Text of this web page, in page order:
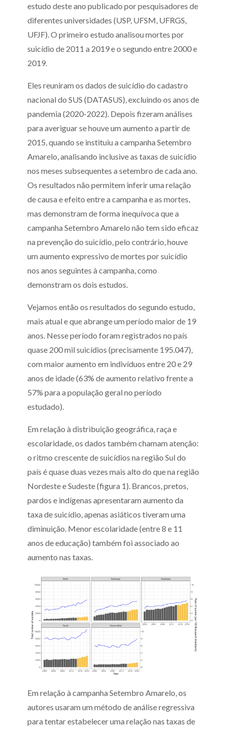
estudo deste ano publicado por pesquisadores de
diferentes universidades (USP, UFSM, UFRGS,
UFJF). O primeiro estudo analisou mortes por
suicídio de 2011 a 2019 e o segundo entre 2000 e
2019.
Eles reuniram os dados de suicídio do cadastro
nacional do SUS (DATASUS), excluindo os anos de
pandemia (2020-2022). Depois fizeram análises
para averiguar se houve um aumento a partir de
2015, quando se instituiu a campanha Setembro
Amarelo, analisando inclusive as taxas de suicídio
nos meses subsequentes a setembro de cada ano.
Os resultados não permitem inferir uma relação
de causa e efeito entre a campanha e as mortes,
mas demonstram de forma inequívoca que a
campanha Setembro Amarelo não tem sido eficaz
na prevenção do suicídio, pelo contrário, houve
um aumento expressivo de mortes por suicídio
nos anos seguintes à campanha, como
demonstram os dois estudos.
Vejamos então os resultados do segundo estudo,
mais atual e que abrange um período maior de 19
anos. Nesse período foram registrados no país
quase 200 mil suicídios (precisamente 195.047),
com maior aumento em indivíduos entre 20 e 29
anos de idade (63% de aumento relativo frente a
57% para a população geral no período
estudado).
Em relação à distribuição geográfica, raça e
escolaridade, os dados também chamam atenção:
o ritmo crescente de suicídios na região Sul do
país é quase duas vezes mais alto do que na região
Nordeste e Sudeste (figura 1). Brancos, pretos,
pardos e indígenas apresentaram aumento da
taxa de suicídio, apenas asiáticos tiveram uma
diminuição. Menor escolaridade (entre 8 e 11
anos de educação) também foi associado ao
aumento nas taxas.
Em relação à campanha Setembro Amarelo, os
autores usaram um método de análise regressiva
para tentar estabelecer uma relação nas taxas de